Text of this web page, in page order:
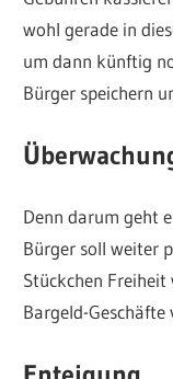
wohl gerade in
um dann künftig
Bürger speichern
Denn darum geht
Bürger soll weiter
Stückchen
Bargeld-Geschäfte